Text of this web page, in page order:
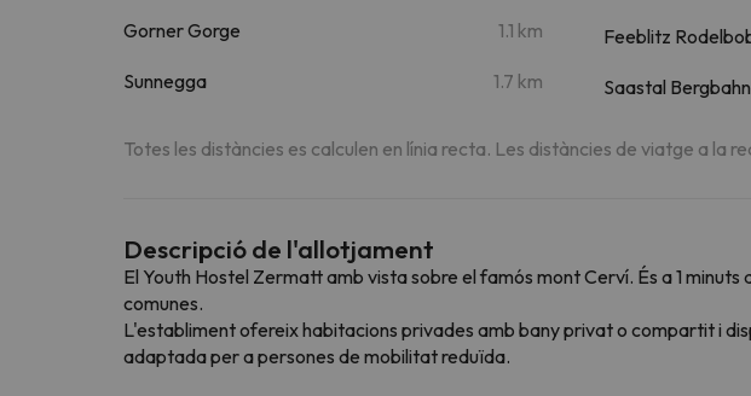
Gorner Gorge 1.1 km
Sunnegga 1.7 km
Feeblitz
Saastal
Totes les distàncies es calculen en línia recta. Les distàncies de viatge a la
Descripció de l'allotjament
El Youth Hostel Zermatt amb vista sobre el famós mont Cerví. És a 1
comunes.
L'establiment ofereix habitacions privades amb bany privat o compartit i
adaptada per a persones de mobilitat reduïda.